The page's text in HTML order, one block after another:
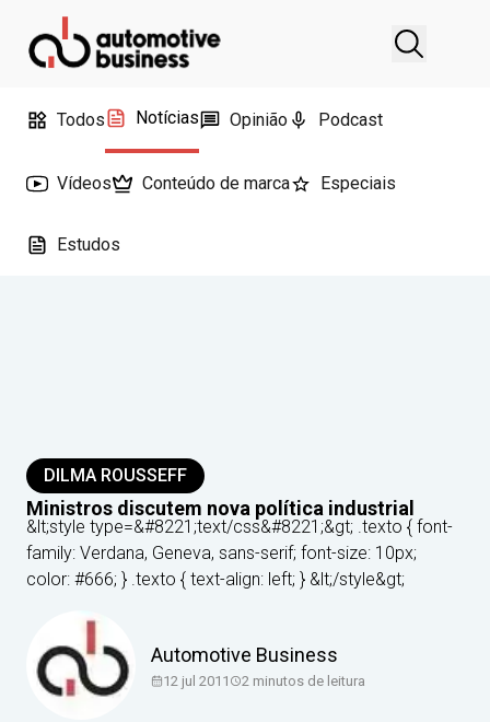
Todos Notícias Opinião Podcast
Vídeos Conteúdo de marca Especiais
Estudos
DILMA ROUSSEFF
Ministros discutem nova política industrial
&lt;style type=&#8221;text/css&#8221;&gt; .texto { font-
family: Verdana, Geneva, sans-serif; font-size: 10px;
color: #666; } .texto { text-align: left; } &lt;/style&gt;
Automotive Business
12 jul 2011 2 minutos de leitura